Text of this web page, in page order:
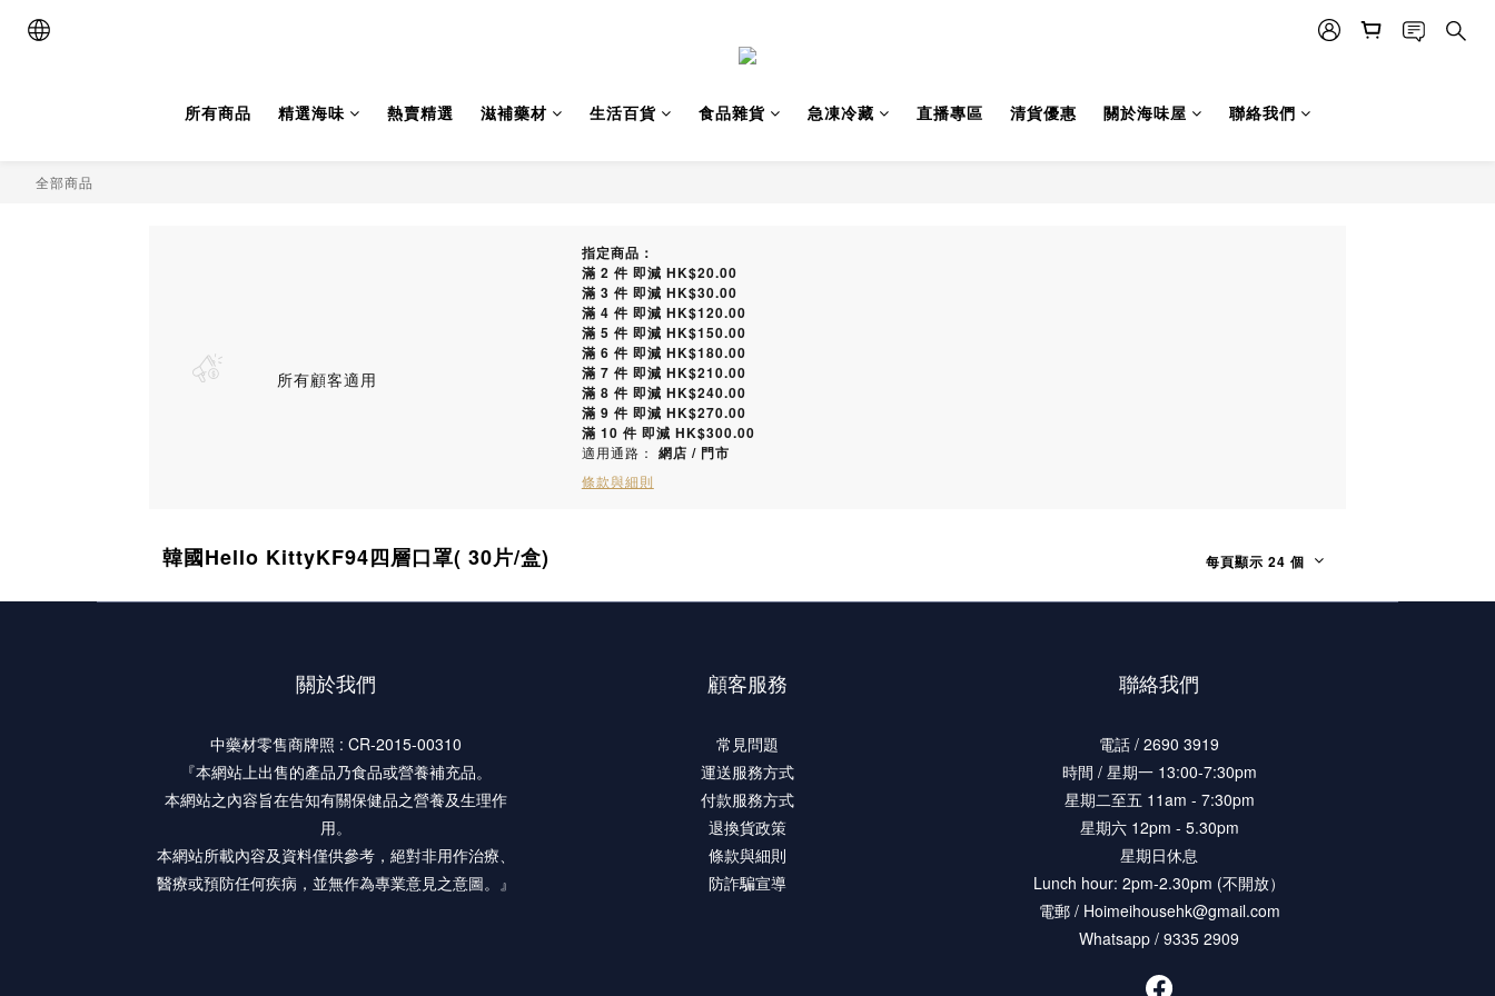
所有商品 精選海味 熱賣精選 滋補藥材 生活百貨 食品雜貨 急凍冷藏 直播專區 清貨優惠 關於海味屋 聯絡我們
全部商品
所有顧客適用
指定商品：
滿 2 件 即減 HK$20.00
滿 3 件 即減 HK$30.00
滿 4 件 即減 HK$120.00
滿 5 件 即減 HK$150.00
滿 6 件 即減 HK$180.00
滿 7 件 即減 HK$210.00
滿 8 件 即減 HK$240.00
滿 9 件 即減 HK$270.00
滿 10 件 即減 HK$300.00
適用通路： 網店 / 門市
條款與細則
韓國Hello KittyKF94四層口罩( 30片/盒) 每頁顯示 24 個
關於我們
中藥材零售商牌照 : CR-2015-00310
『本網站上出售的產品乃食品或營養補充品。
本網站之內容旨在告知有關保健品之營養及生理作
用。
本網站所載內容及資料僅供參考，絕對非用作治療、
醫療或預防任何疾病，並無作為專業意見之意圖。』
顧客服務
常見問題
運送服務方式
付款服務方式
退換貨政策
條款與細則
防詐騙宣導
聯絡我們
電話 / 2690 3919
時間 / 星期一 13:00-7:30pm
星期二至五 11am - 7:30pm
星期六 12pm - 5.30pm
星期日休息
Lunch hour: 2pm-2.30pm (不開放）
電郵 / Hoimeihousehk@gmail.com
Whatsapp / 9335 2909